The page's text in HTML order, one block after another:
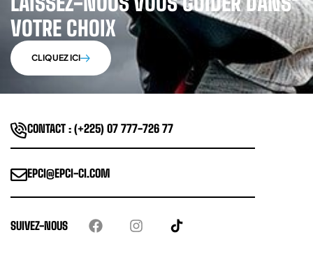
VOTRE CHOIX
CLIQUEZ ICI
CONTACT : (+225) 07 777-726 77
EPCI@EPCI-CI.COM
SUIVEZ-NOUS